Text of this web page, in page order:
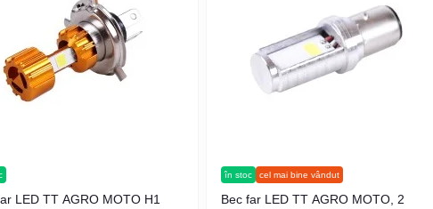
LED TT AGRO MOTO H1
în stoc cel mai bine vândut
Bec far LED TT AGRO MOTO, 2